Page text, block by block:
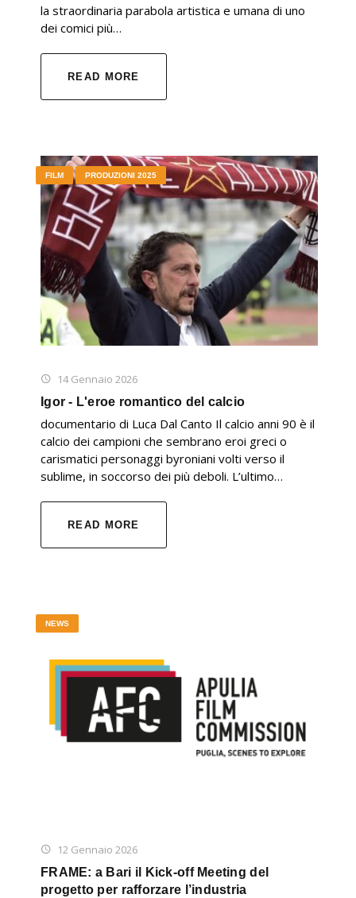
la straordinaria parabola artistica e umana di uno
dei comici più…
READ MORE
14 Gennaio 2026
FILM PRODUZIONI 2025
Igor - L'eroe romantico del calcio
documentario di Luca Dal Canto Il calcio anni 90 è il
calcio dei campioni che sembrano eroi greci o
carismatici personaggi byroniani volti verso il
sublime, in soccorso dei più deboli. L’ultimo…
READ MORE
12 Gennaio 2026
NEWS
FRAME: a Bari il Kick-off Meeting del
progetto per rafforzare l’industria